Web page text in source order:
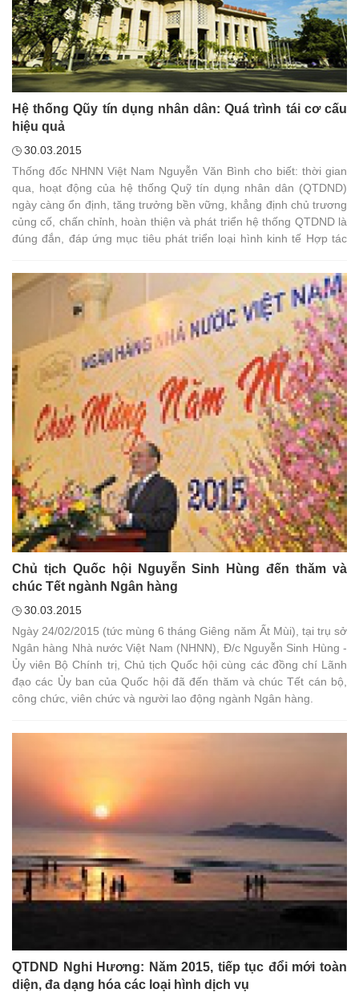
Hệ thống Qũy tín dụng nhân dân: Quá trình tái cơ cấu
hiệu quả
30.03.2015
Thống đốc NHNN Việt Nam Nguyễn Văn Bình cho biết: thời gian
qua, hoạt động của hệ thống Quỹ tín dụng nhân dân (QTDND)
ngày càng ổn định, tăng trưởng bền vững, khẳng định chủ trương
củng cố, chấn chỉnh, hoàn thiện và phát triển hệ thống QTDND là
đúng đắn, đáp ứng mục tiêu phát triển loại hình kinh tế Hợp tác
Chủ tịch Quốc hội Nguyễn Sinh Hùng đến thăm và
chúc Tết ngành Ngân hàng
30.03.2015
Ngày 24/02/2015 (tức mùng 6 tháng Giêng năm Ất Mùi), tại trụ sở
Ngân hàng Nhà nước Việt Nam (NHNN), Đ/c Nguyễn Sinh Hùng -
Ủy viên Bộ Chính trị, Chủ tịch Quốc hội cùng các đồng chí Lãnh
đạo các Ủy ban của Quốc hội đã đến thăm và chúc Tết cán bộ,
công chức, viên chức và người lao động ngành Ngân hàng.
QTDND Nghi Hương: Năm 2015, tiếp tục đổi mới toàn
diện, đa dạng hóa các loại hình dịch vụ